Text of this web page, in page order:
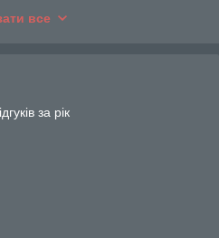
привабливість приміщення.
цех, офіс або бібліотека –
на совість, всі питання
шарів забезпечують
будівельне
все
за рік